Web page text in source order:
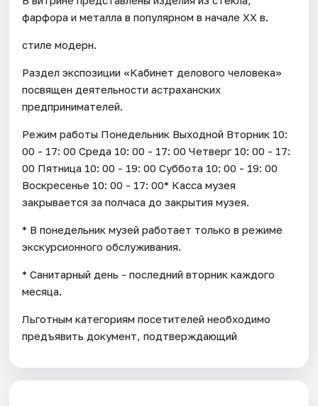
фарфора и металла в популярном в начале XX в.
стиле модерн.
Раздел экспозиции «Кабинет делового человека»
посвящен деятельности астраханских
предпринимателей.
Режим работы Понедельник Выходной Вторник 10:
00 - 17: 00 Среда 10: 00 - 17: 00 Четверг 10: 00 - 17:
00 Пятница 10: 00 - 19: 00 Суббота 10: 00 - 19: 00
Воскресенье 10: 00 - 17: 00* Касса музея
закрывается за полчаса до закрытия музея.
* В понедельник музей работает только в режиме
экскурсионного обслуживания.
* Санитарный день - последний вторник каждого
месяца.
Льготным категориям посетителей необходимо
предъявить документ, подтверждающий